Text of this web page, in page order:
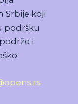
Srbije koji
podršku
i